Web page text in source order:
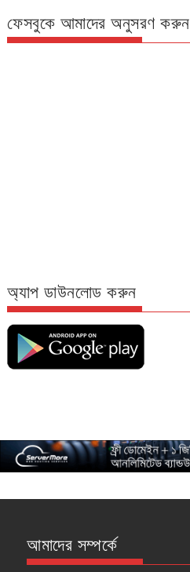
ফেসবুকে আমাদের অনুসরণ করুন
অ্যাপ ডাউনলোড করুন
আমাদের সম্পর্কে